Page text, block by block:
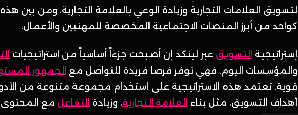
لتسويق العلامات التجارية وزيادة الوعي بالعلامة التجارية. ومن بين هذه
كواحد من أبرز المنصات الاجتماعية المخصصة للمهنيين والأعمال.
إستراتيجية التسويق عبر لينكد إن أصبحت جزءاً أساسياً من استراتيجيات
والمؤسسات اليوم. فهي توفر فرصاً فريدة للتواصل مع الجمهور
قوية. تعتمد هذه الاستراتيجية على استخدام مجموعة متنوعة من
أهداف التسويق، مثل بناء العلامة التجارية، وزيادة التفاعل مع